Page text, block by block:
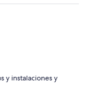
y instalaciones y